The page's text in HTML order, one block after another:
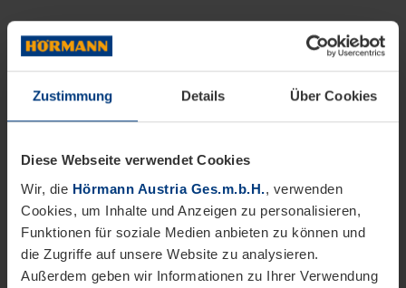
Zustimmung Details Über Cookies
Diese Webseite verwendet Cookies
Wir, die Hörmann Austria Ges.m.b.H., verwenden
Cookies, um Inhalte und Anzeigen zu personalisieren,
Funktionen für soziale Medien anbieten zu können und
die Zugriffe auf unsere Website zu analysieren.
Außerdem geben wir Informationen zu Ihrer Verwendung